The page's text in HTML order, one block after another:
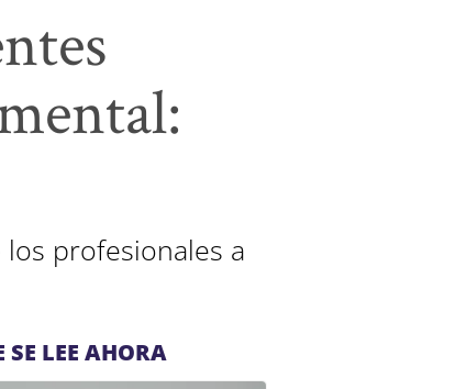
profesionales a
SE LEE AHORA